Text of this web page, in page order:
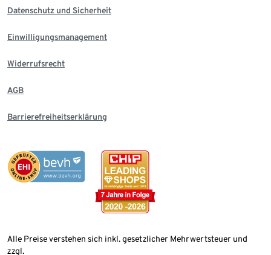
Datenschutz und Sicherheit
Einwilligungsmanagement
Widerrufsrecht
AGB
Barrierefreiheitserklärung
Alle Preise verstehen sich inkl. gesetzlicher Mehrwertsteuer und
zzgl.